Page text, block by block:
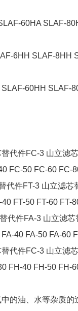
60HA SLAF-
6HH SLAF-8HH
60HH SLAF-
代件FC-3 山立滤
FC-50 FC-60 FC-
代件FT-3 山立滤
FT-50 FT-60 FT-
代件FA-3 山立滤
40 FA-50 FA-60
代件FC-3 山立滤
FH-40 FH-50 FH-
的油、水等杂质的